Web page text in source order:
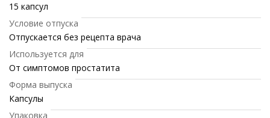
15 капсул
Условие отпуска
Отпускается без рецепта врача
Используется для
От симптомов простатита
Форма выпуска
Капсулы
Упаковка